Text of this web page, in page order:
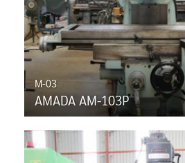
M-03
AMADA AM-103P